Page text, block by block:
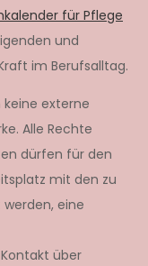
für Pflege
und
im Berufsalltag.
keine externe
Alle Rechte
dürfen für den
mit den zu
eine
über